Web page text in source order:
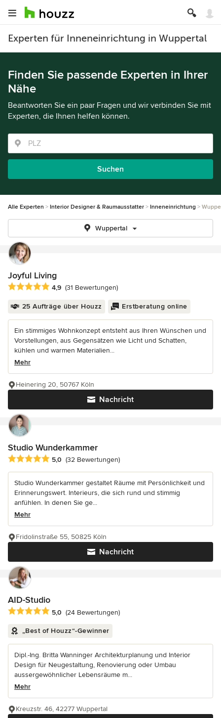
Experten für Inneneinrichtung in Wuppertal
Finden Sie passende Experten in Ihrer
Nähe
Beantworten Sie ein paar Fragen und wir verbinden Sie mit
Experten, die Ihnen helfen können.
Suchen
Alle Experten Interior Designer & Raumausstatter Inneneinrichtung
Wuppertal
Joyful Living
Durchschnittliche Bewertung: 4.9 von 5 Sternen
4,9 (31 Bewertungen)
25 Aufträge über Houzz Erstberatung online
Ein stimmiges Wohnkonzept entsteht aus Ihren Wünschen und
Vorstellungen, aus Gegensätzen wie Licht und Schatten,
kühlen und warmen Materialien...
Mehr
Nachricht
Heinering 20, 50767 Köln
Studio Wunderkammer
Durchschnittliche Bewertung: 5 von 5 Sternen
5,0 (32 Bewertungen)
Studio Wunderkammer gestaltet Räume mit Persönlichkeit und
Erinnerungswert. Interieurs, die sich rund und stimmig
anfühlen. In denen Sie ge...
Mehr
Nachricht
Fridolinstraße 55, 50825 Köln
AID-Studio
Durchschnittliche Bewertung: 5 von 5 Sternen
5,0 (24 Bewertungen)
„Best of Houzz“-Gewinner
Dipl.-Ing. Britta Wanninger Architekturplanung und Interior
Design für Neugestaltung, Renovierung oder Umbau
aussergewöhnlicher Lebensräume m...
Mehr
Kreuzstr. 46, 42277 Wuppertal